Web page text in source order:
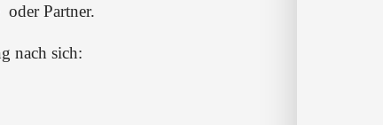
oder Partner.
nach sich: